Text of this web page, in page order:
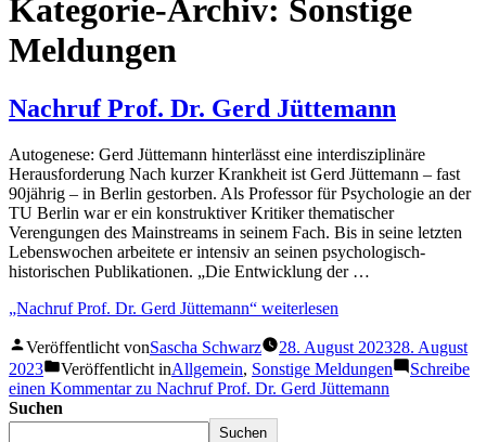
Kategorie-Archiv: Sonstige
Meldungen
Nachruf Prof. Dr. Gerd Jüttemann
Autogenese: Gerd Jüttemann hinterlässt eine interdisziplinäre
Herausforderung Nach kurzer Krankheit ist Gerd Jüttemann – fast
90jährig – in Berlin gestorben. Als Professor für Psychologie an der
TU Berlin war er ein konstruktiver Kritiker thematischer
Verengungen des Mainstreams in seinem Fach. Bis in seine letzten
Lebenswochen arbeitete er intensiv an seinen psychologisch-
historischen Publikationen. „Die Entwicklung der …
„Nachruf Prof. Dr. Gerd Jüttemann“ weiterlesen
Veröffentlicht vonSascha Schwarz 28. August 202328. August
2023
Veröffentlicht inAllgemein, Sonstige Meldungen
Schreibe
einen Kommentarzu Nachruf Prof. Dr. Gerd Jüttemann
Suchen
Suchen